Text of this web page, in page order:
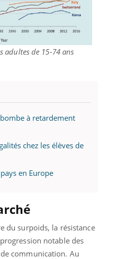
adultes de 15-74 ans
à retardement
chez les élèves de
en Europe
du surpoids, la résistance
progression notable des
communication. Au